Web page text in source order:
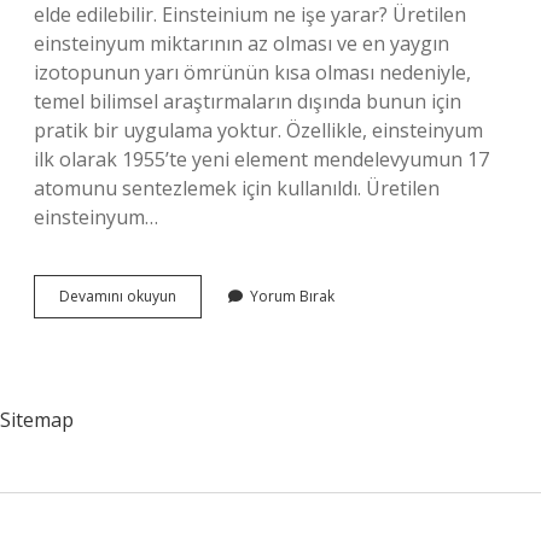
elde edilebilir. Einsteinium ne işe yarar? Üretilen
einsteinyum miktarının az olması ve en yaygın
izotopunun yarı ömrünün kısa olması nedeniyle,
temel bilimsel araştırmaların dışında bunun için
pratik bir uygulama yoktur. Özellikle, einsteinyum
ilk olarak 1955’te yeni element mendelevyumun 17
atomunu sentezlemek için kullanıldı. Üretilen
einsteinyum…
Devamını okuyun Aynştaynyum
Nerelerde
Yorum Bırak
Sitemap